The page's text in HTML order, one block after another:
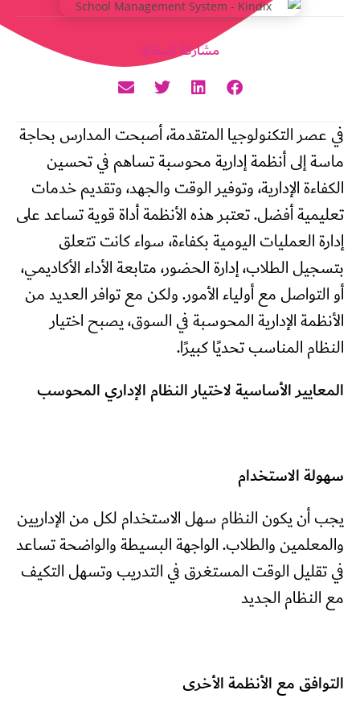
مشاركة المقالة
في عصر التكنولوجيا المتقدمة، أصبحت المدارس بحاجة
ماسة إلى أنظمة إدارية محوسبة تساهم في تحسين
الكفاءة الإدارية، وتوفير الوقت والجهد، وتقديم خدمات
تعليمية أفضل. تعتبر هذه الأنظمة أداة قوية تساعد على
إدارة العمليات اليومية بكفاءة، سواء كانت تتعلق
بتسجيل الطلاب، إدارة الحضور، متابعة الأداء الأكاديمي،
أو التواصل مع أولياء الأمور. ولكن مع توافر العديد من
الأنظمة الإدارية المحوسبة في السوق، يصبح اختيار
النظام المناسب تحديًا كبيرًا.
المعايير الأساسية لاختيار النظام الإداري المحوسب
سهولة الاستخدام
يجب أن يكون النظام سهل الاستخدام لكل من الإداريين
والمعلمين والطلاب. الواجهة البسيطة والواضحة تساعد
في تقليل الوقت المستغرق في التدريب وتسهل التكيف
مع النظام الجديد
التوافق مع الأنظمة الأخرى